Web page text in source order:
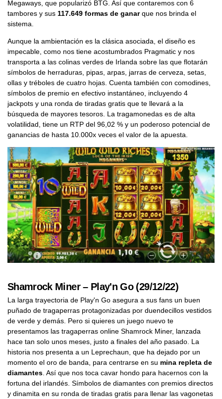
Megaways, que popularizó BTG. Así que contaremos con 6
tambores y sus 117.649 formas de ganarque nos brinda el
sistema.
Aunque la ambientación es la clásica asociada, el diseño es
impecable, como nos tiene acostumbrados Pragmatic y nos
transporta a las colinas verdes de Irlanda sobre las que flotarán
símbolos de herraduras, pipas, arpas, jarras de cerveza, setas,
ollas y tréboles de cuatro hojas. Cuenta también con comodines,
símbolos de premio en efectivo instantáneo, incluyendo 4
jackpots y una ronda de tiradas gratis que te llevará a la
búsqueda de mayores tesoros. La tragamonedas es de alta
volatilidad, tiene un RTP del 96,02 % y un poderoso potencial de
ganancias de hasta 10.000x veces el valor de la apuesta.
Shamrock Miner – Play'n Go (29/12/22)
La larga trayectoria de Play'n Go asegura a sus fans un buen
puñado de tragaperras protagonizadas por duendecillos vestidos
de verde y demás. Pero si quieres un juego nuevo te
presentamos las tragaperras online Shamrock Miner, lanzada
hace tan solo unos meses, justo a finales del año pasado. La
historia nos presenta a un Leprechaun, que ha dejado por un
momento el oro de banda, para centrarse en su mina repleta de
diamantes. Así que nos toca cavar hondo para hacernos con la
fortuna del irlandés. Símbolos de diamantes con premios directos
y dinamita en su ronda de tiradas gratis para llenar las vagonetas